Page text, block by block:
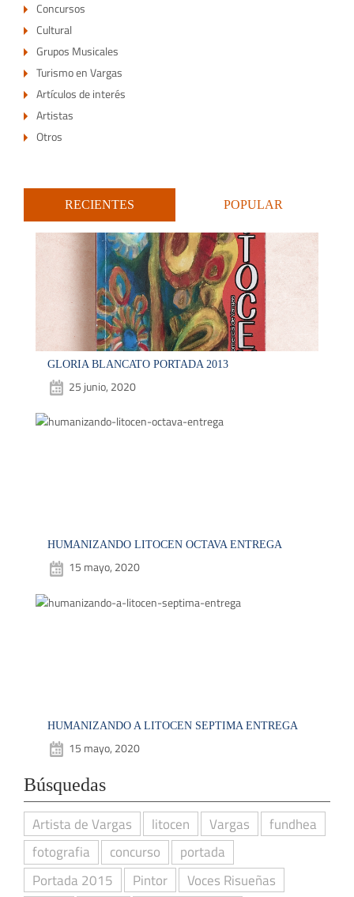
Concursos
Cultural
Grupos Musicales
Turismo en Vargas
Artículos de interés
Artistas
Otros
RECIENTES POPULAR
GLORIA BLANCATO PORTADA 2013
25 junio, 2020
HUMANIZANDO LITOCEN OCTAVA ENTREGA
15 mayo, 2020
HUMANIZANDO A LITOCEN SEPTIMA ENTREGA
15 mayo, 2020
Búsquedas
Artista de Vargas
litocen Vargas
fundhea
fotografia
concurso
portada
Portada 2015
Pintor
Voces Risueñas